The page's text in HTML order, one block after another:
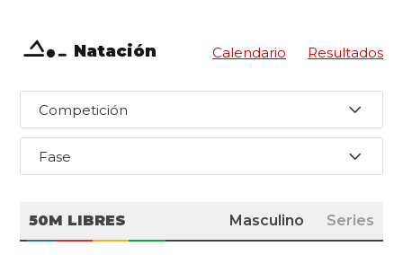
Natación Calendario Resultados
Competición
Fase
50M LIBRES Masculino Series